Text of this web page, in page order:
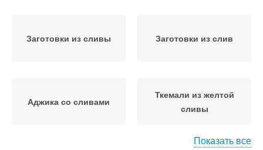
Заготовки из сливы Заготовки из слив
Аджика со сливами
Ткемали из желтой
сливы
Показать все